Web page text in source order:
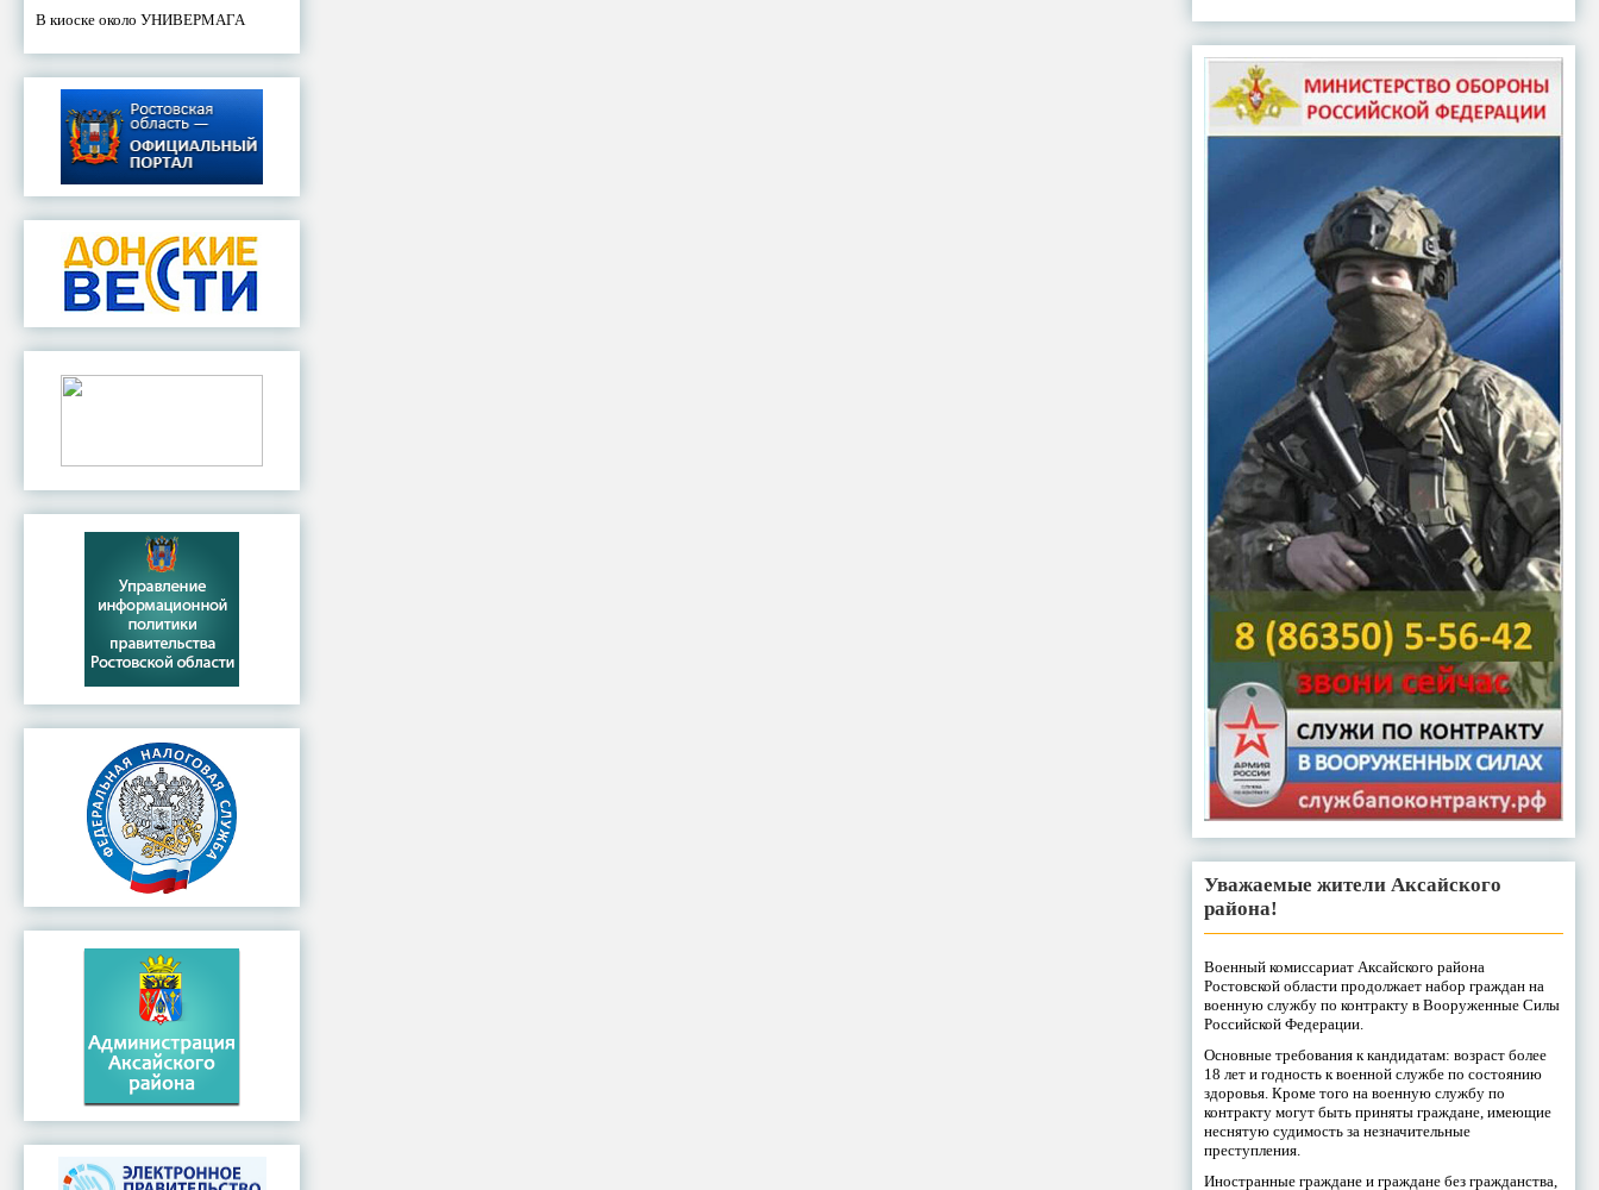
В киоске около УНИВЕРМАГА
Уважаемые жители Аксайского
района!
Военный комиссариат Аксайского района
Ростовской области продолжает набор граждан на
военную службу по контракту в Вооруженные Силы
Российской Федерации.
Основные требования к кандидатам: возраст более
18 лет и годность к военной службе по состоянию
здоровья. Кроме того на военную службу по
контракту могут быть приняты граждане, имеющие
неснятую судимость за незначительные
преступления.
Иностранные граждане и граждане без гражданства,